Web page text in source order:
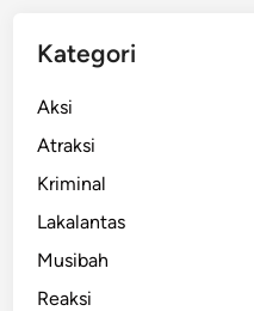
Kategori
Aksi
Atraksi
Kriminal
Lakalantas
Musibah
Reaksi